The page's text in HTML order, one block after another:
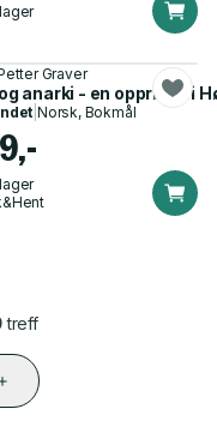
Graver
anarki - en opprører i
|Norsk, Bokmål
treff